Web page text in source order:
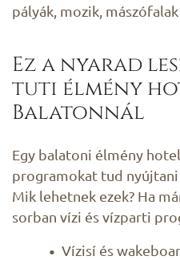
pályák, mozik,
Ez a nyarad
tuti élmény
Balatonnál
Egy balatoni élmény
programokat tud nyújtani
Mik lehetnek ezek? Ha
sorban vízi és vízparti
Vízisí és